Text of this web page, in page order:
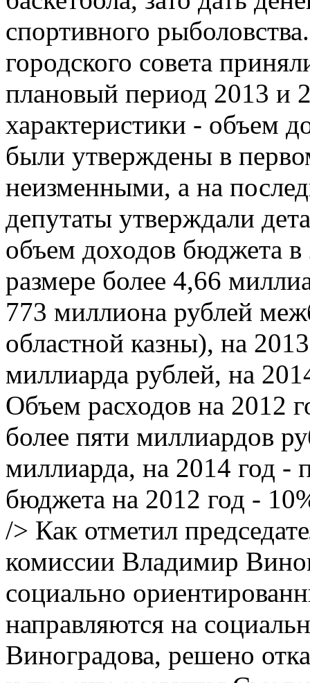
спортивного
городского совета
плановый период 2013 и
характеристики - объем
были утверждены в
неизменными, а на
депутаты утверждали
объем доходов бюджета в
размере более 4,66
773 миллиона рублей
областной казны), на
миллиарда рублей, на
Объем расходов на 2012
более пяти миллиардов
миллиарда, на 2014 год -
бюджета на 2012 год -
/> Как отметил
комиссии Владимир
социально
направляются на
Виноградова, решено